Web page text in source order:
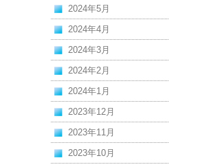
2024年5月
2024年4月
2024年3月
2024年2月
2024年1月
2023年12月
2023年11月
2023年10月